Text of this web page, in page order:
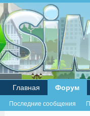
Главная Форум
Последние сообщения